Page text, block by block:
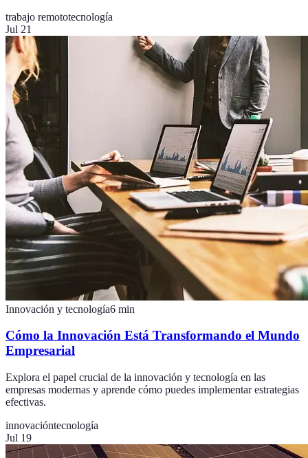
trabajo remototecnología
Jul 21
Innovación y tecnología6 min
Cómo la Innovación Está Transformando el Mundo
Empresarial
Explora el papel crucial de la innovación y tecnología en las
empresas modernas y aprende cómo puedes implementar estrategias
efectivas.
innovacióntecnología
Jul 19